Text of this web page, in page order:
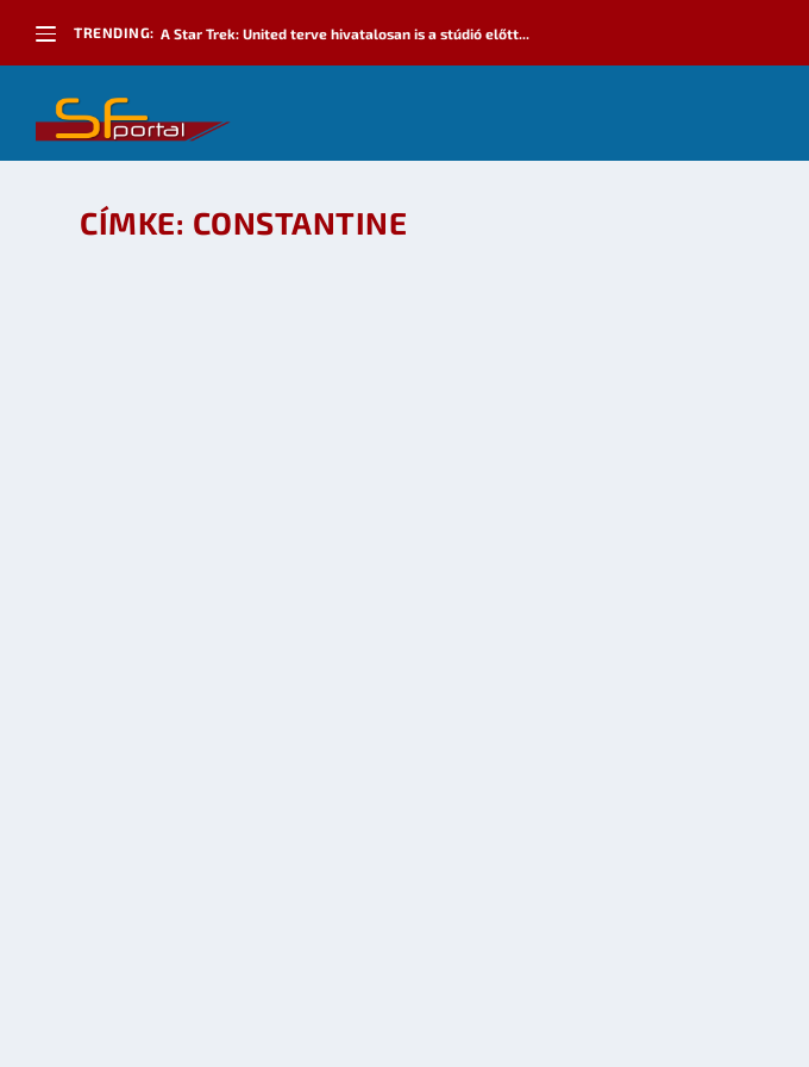
TRENDING: A Star Trek: United terve hivatalosan is a stúdió előtt...
CÍMKE: CONSTANTINE